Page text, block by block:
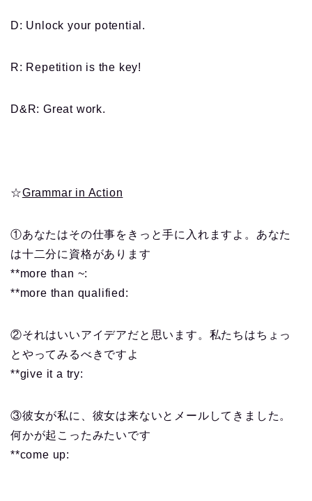
D: Unlock your potential.
R: Repetition is the key!
D&R: Great work.
☆Grammar in Action
①あなたはその仕事をきっと手に入れますよ。あなた
は十二分に資格があります
**more than ~:
**more than qualified:
②それはいいアイデアだと思います。私たちはちょっ
とやってみるべきですよ
**give it a try:
③彼女が私に、彼女は来ないとメールしてきました。
何かが起こったみたいです
**come up: